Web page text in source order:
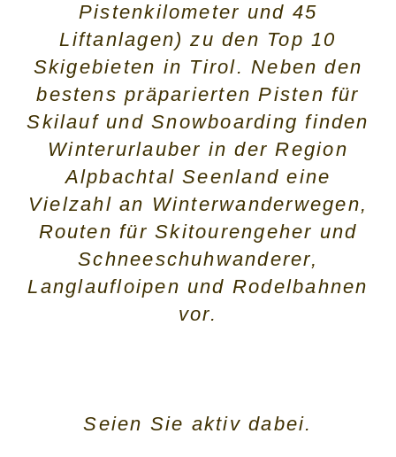
Pistenkilometer und 45
Liftanlagen) zu den Top 10
Skigebieten in Tirol. Neben den
bestens präparierten Pisten für
Skilauf und Snowboarding finden
Winterurlauber in der Region
Alpbachtal Seenland eine
Vielzahl an Winterwanderwegen,
Routen für Skitourengeher und
Schneeschuhwanderer,
Langlaufloipen und Rodelbahnen
vor.
Seien Sie aktiv dabei.